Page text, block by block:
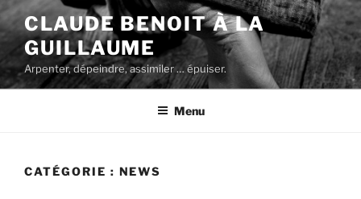
Aller
au
contenu
principal
CLAUDE BENOIT À LA
GUILLAUME
Arpenter, dépeindre, assimiler … épuiser.
Menu
CATÉGORIE : NEWS